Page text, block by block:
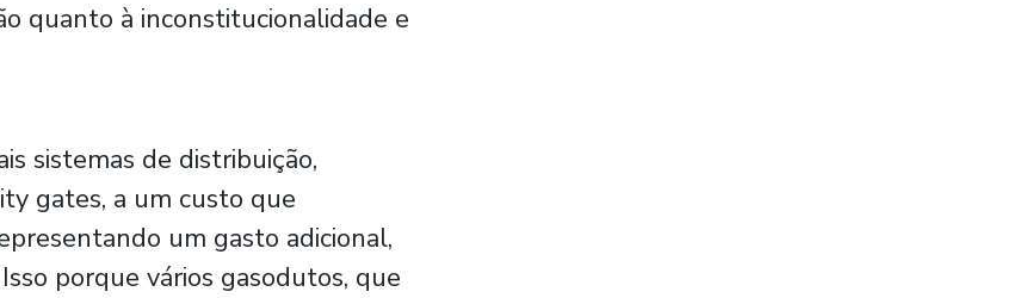
quanto à inconstitucionalidade e
sistemas de distribuição,
gates, a um custo que
um gasto adicional,
porque vários gasodutos, que